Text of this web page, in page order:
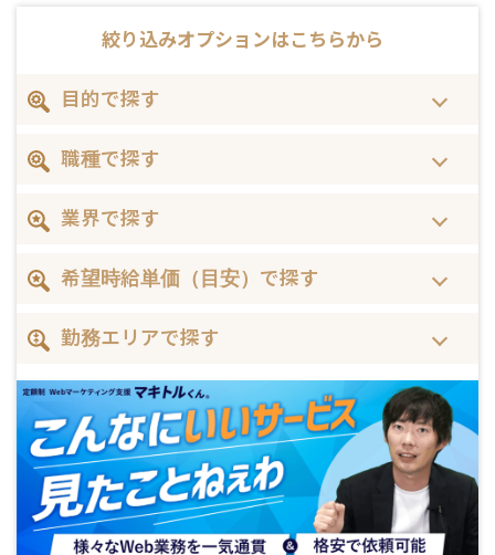
絞り込みオプションはこちらから
目的で探す
職種で探す
業界で探す
希望時給単価（目安）で探す
勤務エリアで探す